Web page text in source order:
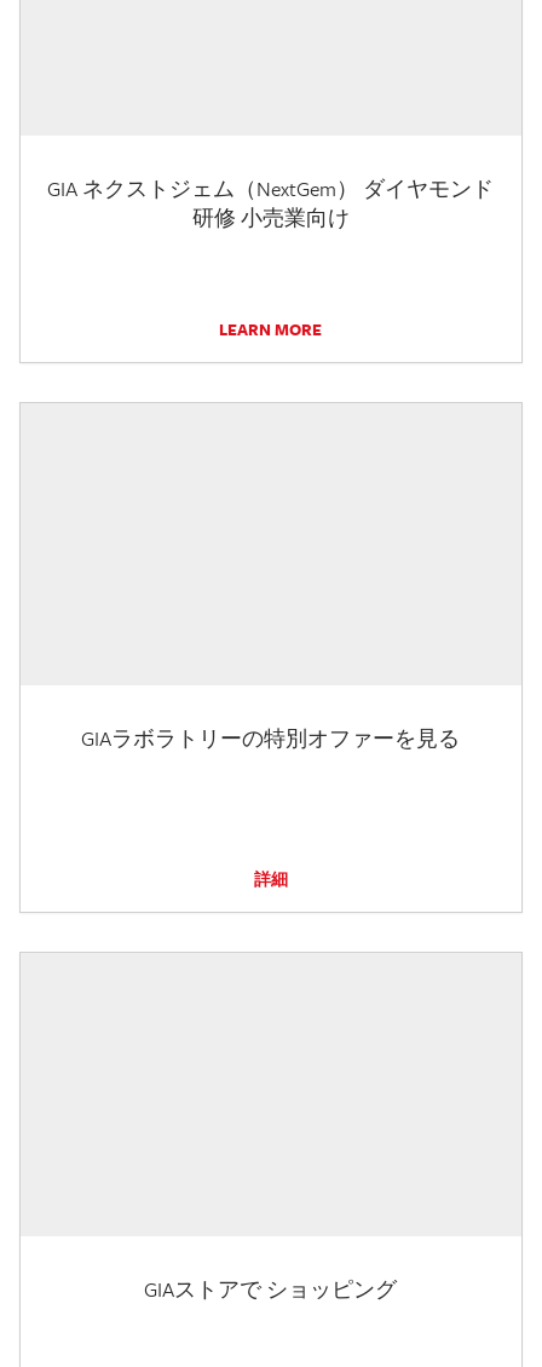
GIA ネクストジェム（NextGem） ダイヤモンド
研修 小売業向け
LEARN MORE
GIAラボラトリーの特別オファーを見る
詳細
GIAストアで ショッピング